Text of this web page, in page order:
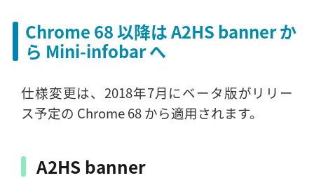
Chrome 68 以降は A2HS banner か
ら Mini-infobar へ
仕様変更は、2018年7月にベータ版がリリー
ス予定の Chrome 68 から適用されます。
A2HS banner